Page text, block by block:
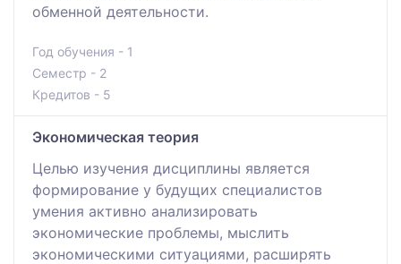
обменной деятельности.
Год обучения - 1
Семестр - 2
Кредитов - 5
Экономическая теория
Целью изучения дисциплины является
формирование у будущих специалистов
умения активно анализировать
экономические проблемы, мыслить
экономическими ситуациями, расширять